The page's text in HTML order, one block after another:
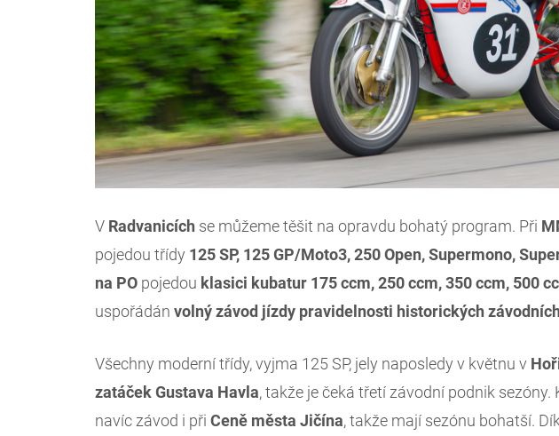
V Radvanicích se můžeme těšit na opravdu bohatý program. Při
pojedou třídy 125 SP, 125 GP/Moto3, 250 Open, Supermono,
na PO pojedou klasici kubatur 175 ccm, 250 ccm, 350 ccm, 500
uspořádán volný závod jízdy pravidelnosti historických
Všechny moderní třídy, vyjma 125 SP, jely naposledy v květnu v
zatáček Gustava Havla, takže je čeká třetí závodní podnik sezóny.
navíc závod i při Ceně města Jičína, takže mají sezónu bohatší.